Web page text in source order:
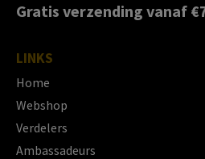
Gratis verzending vanaf
LINKS
Home
Webshop
Verdelers
Ambassadeurs